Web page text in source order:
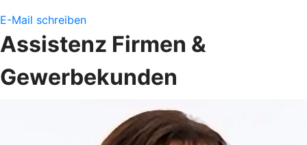
E-Mail schreiben
Assistenz Firmen &
Gewerbekunden